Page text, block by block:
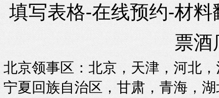
填写表格-在线预约-材
票酒
北京领事区：北京，天津，河北
宁夏回族自治区，甘肃，青海，